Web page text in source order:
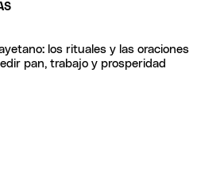
los rituales y las oraciones
pan, trabajo y prosperidad